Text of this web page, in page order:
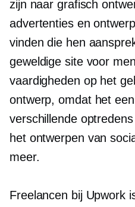
zijn naar grafisch
advertenties en
vinden die hen
geweldige site voor
vaardigheden op het
ontwerp, omdat het
verschillende
het ontwerpen van
meer.
Freelancen bij Upwork